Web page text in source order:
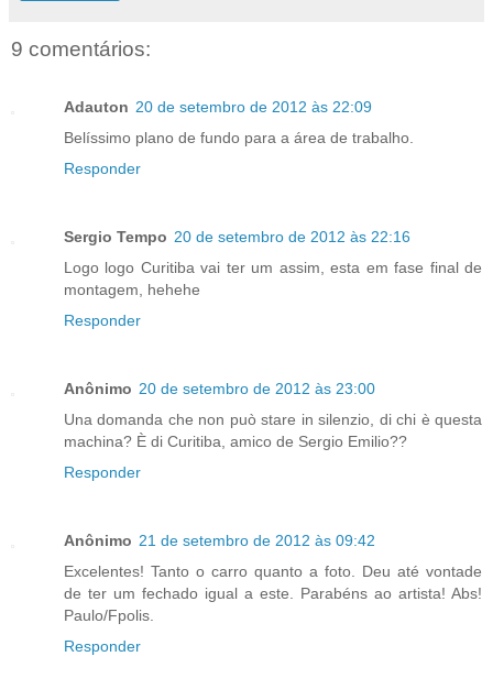
9 comentários:
Adauton 20 de setembro de 2012 às 22:09
Belíssimo plano de fundo para a área de trabalho.
Responder
Sergio Tempo 20 de setembro de 2012 às 22:16
Logo logo Curitiba vai ter um assim, esta em fase final de
montagem, hehehe
Responder
Anônimo 20 de setembro de 2012 às 23:00
Una domanda che non può stare in silenzio, di chi è questa
machina? È di Curitiba, amico de Sergio Emilio??
Responder
Anônimo 21 de setembro de 2012 às 09:42
Excelentes! Tanto o carro quanto a foto. Deu até vontade
de ter um fechado igual a este. Parabéns ao artista! Abs!
Paulo/Fpolis.
Responder